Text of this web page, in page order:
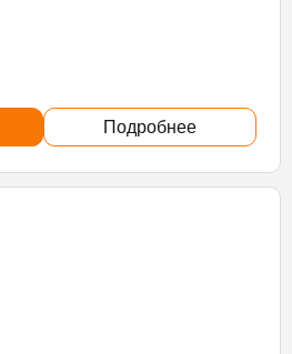
Подробнее